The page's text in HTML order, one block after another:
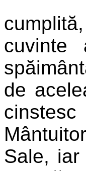
cuvinte
de
Sale,